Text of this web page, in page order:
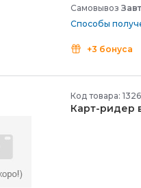
Самовывоз
Способы
+3 бонуса
Код товара:
Карт-ридер